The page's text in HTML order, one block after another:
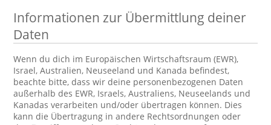
Informationen zur Übermittlung deiner
Daten
Wenn du dich im Europäischen Wirtschaftsraum (EWR),
Israel, Australien, Neuseeland und Kanada befindest,
beachte bitte, dass wir deine personenbezogenen Daten
außerhalb des EWR, Israels, Australiens, Neuseelands und
Kanadas verarbeiten und/oder übertragen können. Dies
kann die Übertragung in andere Rechtsordnungen oder